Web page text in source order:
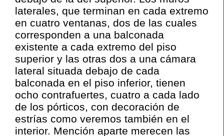
laterales, que terminan en cada extremo
en cuatro ventanas, dos de las cuales
corresponden a una balconada
existente a cada extremo del piso
superior y las otras dos a una cámara
lateral situada debajo de cada
balconada en el piso inferior, tienen
ocho contrafuertes, cuatro a cada lado
de los pórticos, con decoración de
estrías como veremos también en el
interior. Mención aparte merecen las